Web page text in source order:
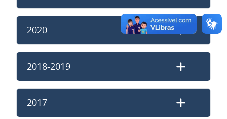
2020
2018-2019
2017